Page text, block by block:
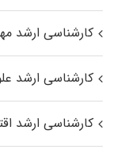
کارشناسی ارشد
کارشناسی ارشد
کارشناسی ارشد